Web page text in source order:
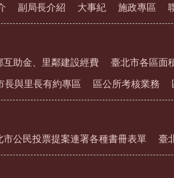
副局長介紹 大事紀 施政專區
互助金、里鄰建設經費 臺北市各區面
長與里長有約專區 區公所考核業務
市公民投票提案連署各種書冊表單 臺